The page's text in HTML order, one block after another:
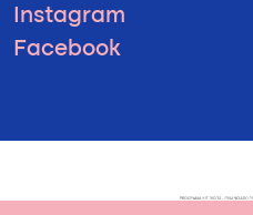
Instagram
Facebook